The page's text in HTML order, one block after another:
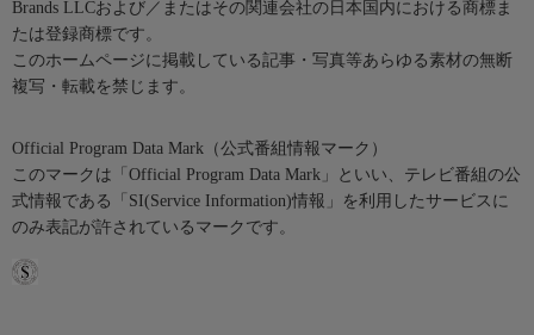
Brands LLCおよび／またはその関連会社の日本国内における商標ま
たは登録商標です。
このホームページに掲載している記事・写真等あらゆる素材の無断
複写・転載を禁じます。
Official Program Data Mark（公式番組情報マーク）
このマークは「Official Program Data Mark」といい、テレビ番組の公
式情報である「SI(Service Information)情報」を利用したサービスに
のみ表記が許されているマークです。